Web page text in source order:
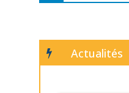
Actualités